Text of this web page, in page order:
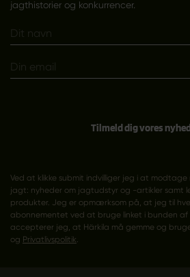
jagthistorier og konkurrencer.
Tilmeld dig vores
Ved at klikke submit indvilliger jeg i at
jagt: nyheder om jagtudstyr og -artikler samt
produkter. Jeg er opmærksom på, at jeg til
abonnementet ved at bruge linket i bunden af
accepterer jeg, at Härkila må gemme og
og Privatlivspolitik.